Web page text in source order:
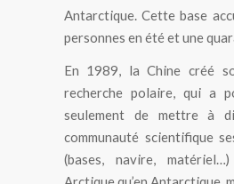
Antarctique. Cette base
personnes en été et une
En 1989, la Chine créé
recherche polaire, qui a
seulement de mettre à
communauté scientifique
(bases, navire,